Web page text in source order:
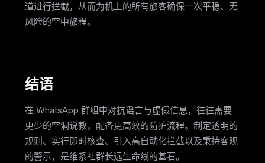
道进行拦截，从而为机上的所有旅客确保一次平稳、无
风险的空中旅程。
结语
在 WhatsApp 群组中对抗谣言与虚假信息，往往需要
更少的空洞说教，配备更高效的防护流程。制定透明的
规则、实行即时核查、引入高自动化拦截以及秉持客观
的警示，是维系社群长远生命线的基石。